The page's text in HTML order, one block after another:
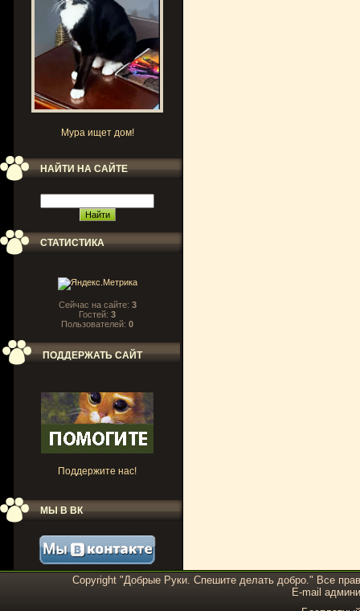
Мура ищет дом!
НАЙТИ НА САЙТЕ
СТАТИСТИКА
Сейчас на сайте: 3
Гостей: 3
Пользователей: 0
ПОДДЕРЖАТЬ САЙТ
Поддержите нас!
МЫ В ВК
Copyright "Добрые Руки. Спешите делать добро." Все
E-mail